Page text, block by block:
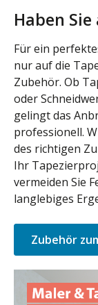
Haben
Für ein
nur auf die
Zubehör. Ob
oder
gelingt das
professionell.
des richtigen
Ihr
vermeiden Sie
langlebiges
Zubehör